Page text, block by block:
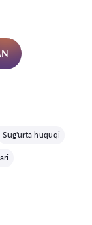
Sug'urta huquqi